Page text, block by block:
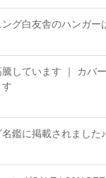
グ白友舎のハンガー
しています ｜ カバ
鑑に掲載されました♪